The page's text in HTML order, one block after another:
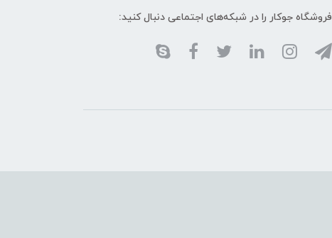
فروشگاه جوکار را در شبکه‌های اجتماعی دنبال کنید: